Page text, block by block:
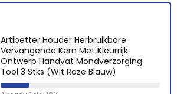
Artibetter Houder Herbruikbare
Vervangende Kern Met Kleurrijk
Ontwerp Handvat Mondverzorging
Tool 3 Stks (Wit Roze Blauw)